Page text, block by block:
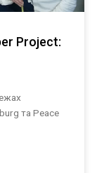
Project:
та Peace